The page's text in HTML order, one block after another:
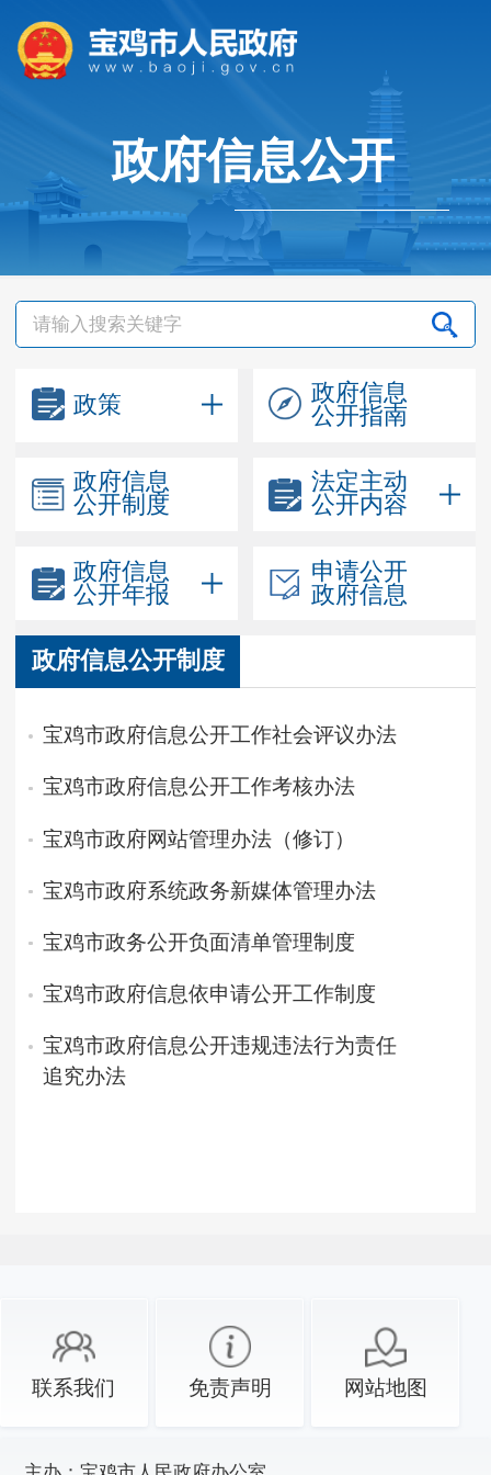
政府信息公开
政策
政府信息
公开指南
政府信息
公开制度
法定主动
公开内容
政府信息
公开年报
申请公开
政府信息
政府信息公开制度
宝鸡市政府信息公开工作社会评议办法
宝鸡市政府信息公开工作考核办法
宝鸡市政府网站管理办法（修订）
宝鸡市政府系统政务新媒体管理办法
宝鸡市政务公开负面清单管理制度
宝鸡市政府信息依申请公开工作制度
宝鸡市政府信息公开违规违法行为责任
追究办法
联系我们 免责声明 网站地图